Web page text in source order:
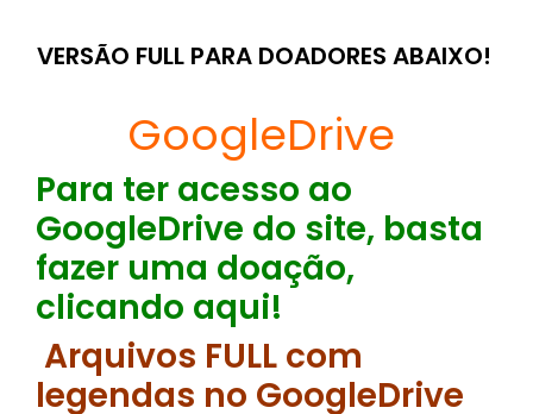
VERSÃO FULL PARA DOADORES ABAIXO!
GoogleDrive
Para ter acesso ao
GoogleDrive do site, basta
fazer uma doação,
clicando aqui!
Arquivos FULL com
legendas no GoogleDrive